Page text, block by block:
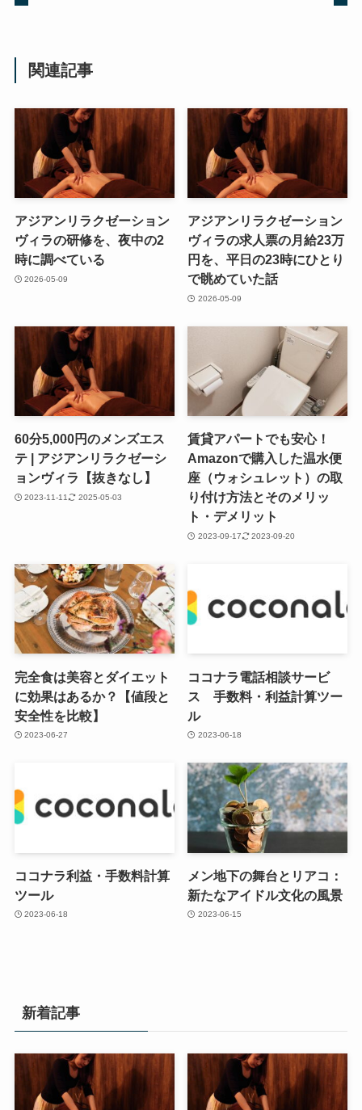
関連記事
アジアンリラクゼーション
ヴィラの研修を、夜中の2
時に調べている
2026-05-09
アジアンリラクゼーション
ヴィラの求人票の月給23万
円を、平日の23時にひとり
で眺めていた話
2026-05-09
60分5,000円のメンズエス
テ | アジアンリラクゼーシ
ョンヴィラ【抜きなし】
2023-11-11 2025-05-03
賃貸アパートでも安心！
Amazonで購入した温水便
座（ウォシュレット）の取
り付け方法とそのメリッ
ト・デメリット
2023-09-17 2023-09-20
完全食は美容とダイエット
に効果はあるか？【値段と
安全性を比較】
2023-06-27
ココナラ電話相談サービ
ス 手数料・利益計算ツー
ル
2023-06-18
ココナラ利益・手数料計算
ツール
2023-06-18
メン地下の舞台とリアコ：
新たなアイドル文化の風景
2023-06-15
新着記事